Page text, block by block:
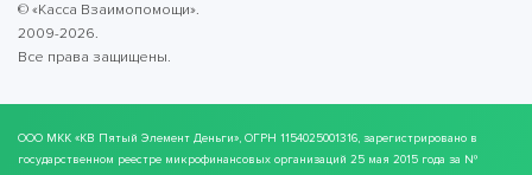
© «Касса Взаимопомощи».
2009-2026.
Все права защищены.
ООО МКК «КВ Пятый Элемент Деньги», ОГРН 1154025001316, зарегистрировано в
государственном реестре микрофинансовых организаций 25 мая 2015 года за №